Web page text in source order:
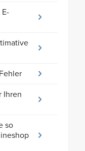
Ihren
so